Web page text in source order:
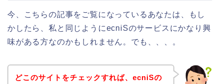
今、こちらの記事をご覧になっているあなたは、もし
かしたら、私と同じようにecniSのサービスにかなり興
味がある方なのかもしれません。でも、、、。
どこのサイトをチェックすれば、ecniSの